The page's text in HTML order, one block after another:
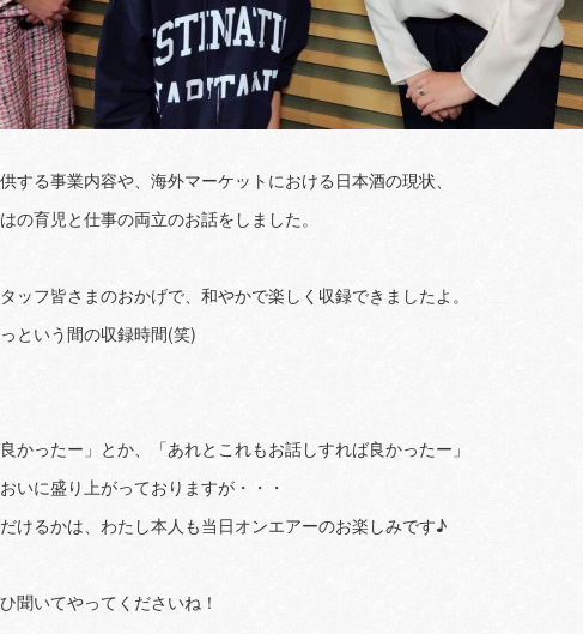
する事業内容や、海外マーケットにおける日本酒の現状、
の育児と仕事の両立のお話をしました。
ッフ皆さまのおかげで、和やかで楽しく収録できましたよ。
という間の収録時間(笑)
かったー」とか、「あれとこれもお話しすれば良かったー」
いに盛り上がっておりますが・・・
けるかは、わたし本人も当日オンエアーのお楽しみです♪
聞いてやってくださいね！